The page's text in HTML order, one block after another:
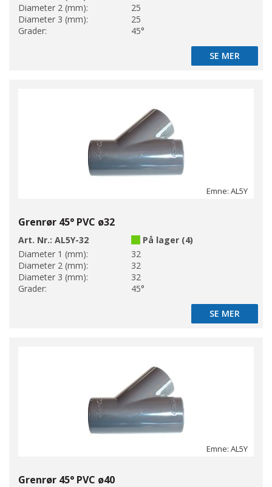
Diameter 2 (mm):
25
Diameter 3 (mm):
25
Grader:
45°
SE MER
SE MER
Emne: AL5Y
Grenrør 45° PVC ø32
Art. Nr.: AL5Y-32
På lager (4)
Diameter 1 (mm):
32
Diameter 2 (mm):
32
Diameter 3 (mm):
32
Grader:
45°
SE MER
SE MER
Emne: AL5Y
Grenrør 45° PVC ø40